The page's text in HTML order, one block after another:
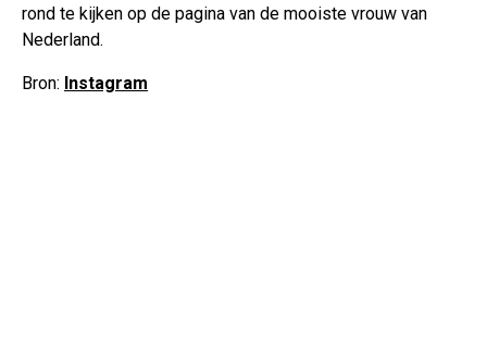
rond te kijken op de pagina van de mooiste vrouw van
Nederland.
Bron: Instagram